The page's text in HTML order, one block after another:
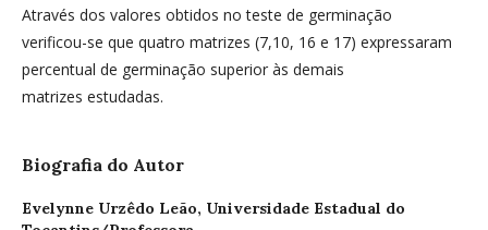
Através dos valores obtidos no teste de germinação
verificou-se que quatro matrizes (7,10, 16 e 17) expressaram
percentual de germinação superior às demais
matrizes estudadas.
Biografia do Autor
Evelynne Urzêdo Leão, Universidade Estadual do